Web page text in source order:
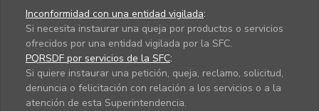
Inconformidad con una entidad vigilada:
Si necesita instaurar una queja por productos o servicios
ofrecidos por una entidad vigilada por la SFC.
PQRSDF por servicios de la SFC:
Si quiere instaurar una petición, queja, reclamo, solicitud,
denuncia o felicitación con relación a los servicios o a la
atención de esta Superintendencia.